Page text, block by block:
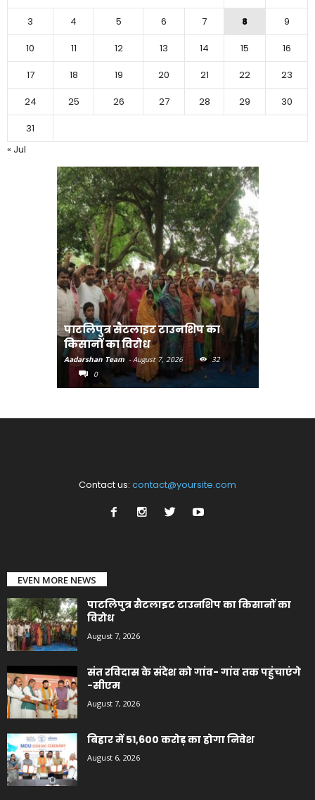
3
4 5 6 7 8
9
10
11 12 13 14 15
16
17
18 19 20 21 22
23
24
25 26 27 28 29
30
31
« Jul
पाटलिपुत्र सैटलाइट टाउनशिप का
किसानों का विरोध
Aadarshan Team - August 7, 2026
32
0
Contact us: contact@yoursite.com
EVEN MORE NEWS
पाटलिपुत्र सैटलाइट टाउनशिप का किसानों का
विरोध
August 7, 2026
संत रविदास के संदेश को गांव- गांव तक पहुंचाएंगे
-सीएम
August 7, 2026
बिहार में 51,600 करोड़ का होगा निवेश
August 6, 2026